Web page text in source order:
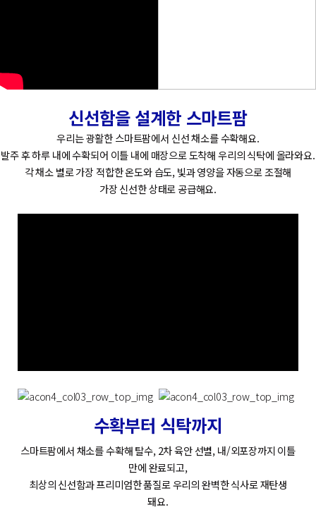
신선함을 설계한 스마트팜
우리는광활한스마트팜에서 신선채소를수확해요.
발주후하루내에수확되어 이틀내에 매장으로도착해우리의식탁에올라와요.
각채소별로가장 적합한온도와 습도,빛과영양을자동으로조절해
가장신선한상태로공급해요.
수확부터 식탁까지
스마트팜에서채소를수확해탈수, 2차육안선별, 내/외포장까지이틀
만에완료되고,
최상의신선함과프리미엄한품질로우리의완벽한식사로재탄생
돼요.